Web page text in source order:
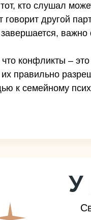
кто слушал
другой
конфликты –
правильно
к семейному
У